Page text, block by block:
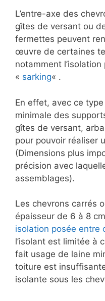
L’entre-axe des
gîtes de versant ou
fermettes peuvent
œuvre de certaines
notamment l’isolation
« sarking« .
En effet, avec ce
minimale des
gîtes de versant,
pour pouvoir réaliser
(Dimensions plus
précision avec
assemblages).
Les chevrons carrés
épaisseur de 6 à 8
isolation posée entre
l’isolant est limitée à
fait usage de laine
toiture est
isolante sous les